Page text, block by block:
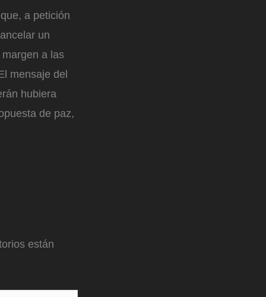
a petición
un
a las
mensaje del
hubiera
de paz,
están